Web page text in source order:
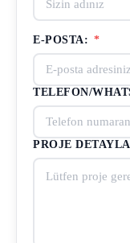
E-POSTA: *
TELEFON/
PROJE